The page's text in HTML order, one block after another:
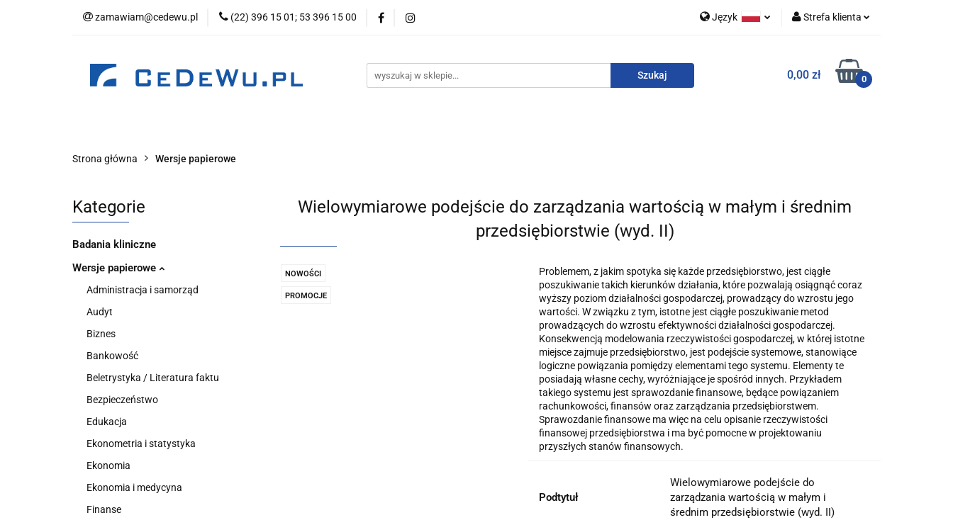
zamawiam@cedewu.pl (22) 396 15 01; 53 396 15 00 Język Strefa klienta
Zarejestruj się
0,00 zł 0
Kategorie Nowości Zapowiedzi
Wydawnictwo For English Wydawnictwa
Strona główna Wersje papierowe
Kategorie
Badania kliniczne
Wersje papierowe
Administracja i samorząd
Audyt
Biznes
Bankowość
Beletrystyka / Literatura faktu
Bezpieczeństwo
Edukacja
Ekonometria i statystyka
Ekonomia
Ekonomia i medycyna
Finanse
Wielowymiarowe podejście do zarządzania wartością w małym i średnim
przedsiębiorstwie (wyd. II)
NOWOŚCI
PROMOCJE
Problemem, z jakim spotyka się każde przedsiębiorstwo, jest ciągłe
poszukiwanie takich kierunków działania, które pozwalają osiągnąć coraz
wyższy poziom działalności gospodarczej, prowadzący do wzrostu jego
wartości. W związku z tym, istotne jest ciągłe poszukiwanie metod
prowadzących do wzrostu efektywności działalności gospodarczej.
Konsekwencją modelowania rzeczywistości gospodarczej, w której istotne
miejsce zajmuje przedsiębiorstwo, jest podejście systemowe, stanowiące
logiczne powiązania pomiędzy elementami tego systemu. Elementy te
posiadają własne cechy, wyróżniające je spośród innych. Przykładem
takiego systemu jest sprawozdanie finansowe, będące powiązaniem
rachunkowości, finansów oraz zarządzania przedsiębiorstwem.
Sprawozdanie finansowe ma więc na celu opisanie rzeczywistości
finansowej przedsiębiorstwa i ma być pomocne w projektowaniu
przyszłych stanów finansowych.
Podtytuł
Wielowymiarowe podejście do
zarządzania wartością w małym i
średnim przedsiębiorstwie (wyd. II)